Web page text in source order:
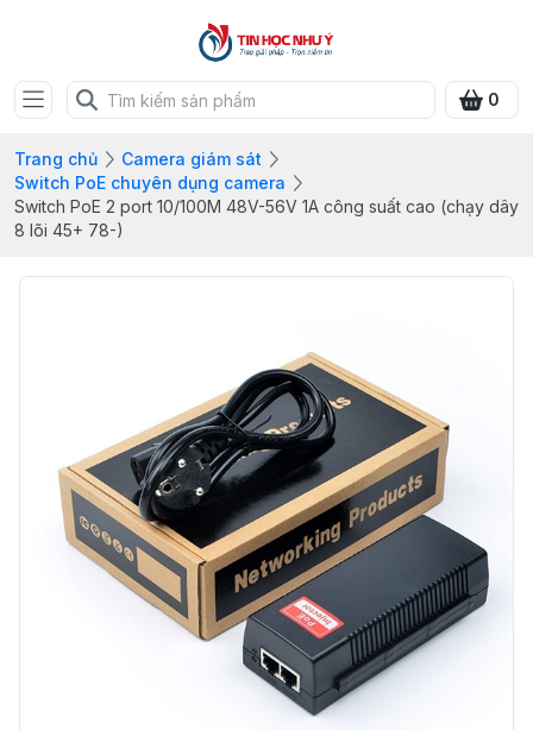
0
Trang chủ
Camera giám sát
Switch PoE chuyên dụng camera
Switch PoE 2 port 10/100M 48V-56V 1A công suất cao (chạy dây
8 lõi 45+ 78-)